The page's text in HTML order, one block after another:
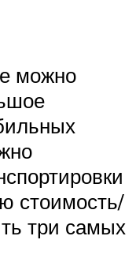
можно
стоимость/
три самых